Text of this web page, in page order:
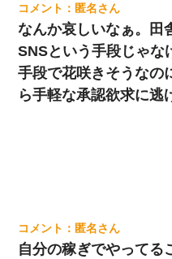
匿名
なんか哀しいなぁ。田
SNSという手段じゃな
手段で花咲きそうなの
ら手軽な承認欲求に逃
匿名
自分の稼ぎでやってる